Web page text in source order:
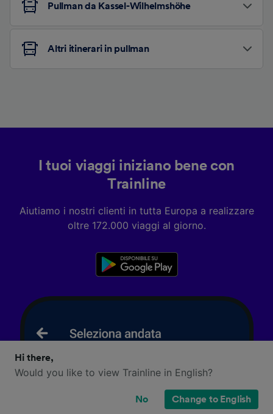
Pullman da Kassel-Wilhelmshöhe
Altri itinerari in pullman
I tuoi viaggi iniziano bene con
Trainline
Aiutiamo i nostri clienti in tutta Europa a realizzare
oltre 172.000 viaggi al giorno.
Hi there,
Would you like to view Trainline in English?
No Change to English